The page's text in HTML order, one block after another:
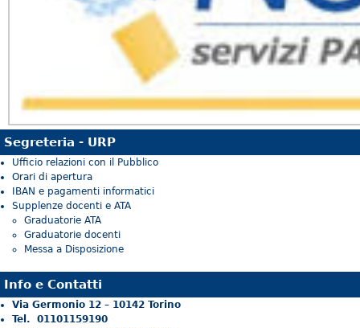
Segreteria - URP
Ufficio relazioni con il Pubblico
Orari di apertura
IBAN e pagamenti informatici
Supplenze docenti e ATA
Graduatorie ATA
Graduatorie docenti
Messa a Disposizione
Info e Contatti
Via Germonio 12 – 10142 Torino
Tel. 01101159190